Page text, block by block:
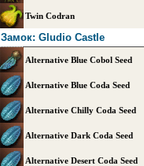
Twin Codran
Замок: Gludio Castle
Alternative Blue Cobol Seed
Alternative Blue Coda Seed
Alternative Chilly Coda Seed
Alternative Dark Coda Seed
Alternative Desert Coda Seed